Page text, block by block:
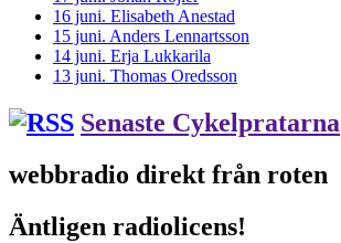
16 juni. Elisabeth Anestad
15 juni. Anders Lennartsson
14 juni. Erja Lukkarila
13 juni. Thomas Oredsson
Senaste Cykelpratarna
webbradio direkt från roten
Äntligen radiolicens!